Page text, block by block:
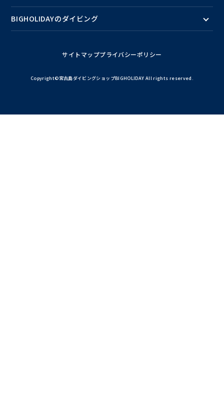
BIGHOLIDAYのダイビング
サイトマッププライバシーポリシー
Copyright©宮古島ダイビングショップBIGHOLIDAY All rights reserved.